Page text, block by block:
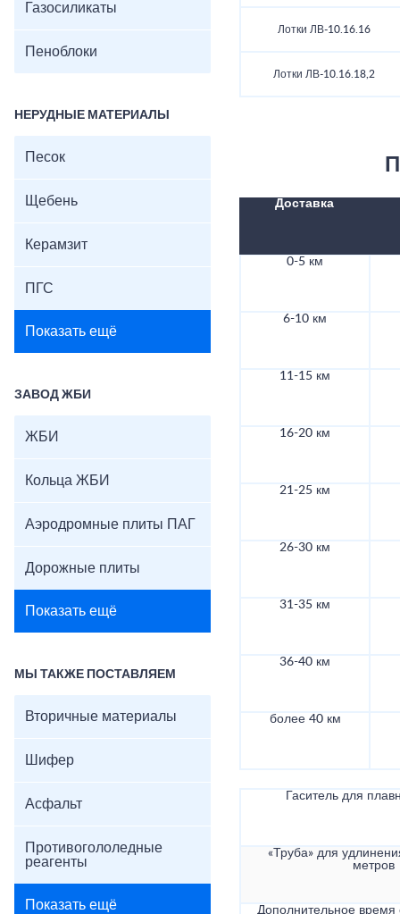
Газосиликаты
Пеноблоки
НЕРУДНЫЕ МАТЕРИАЛЫ
Песок
Щебень
Керамзит
ПГС
Показать ещё
ЗАВОД ЖБИ
ЖБИ
Кольца ЖБИ
Аэродромные плиты ПАГ
Дорожные плиты
Показать ещё
МЫ ТАКЖЕ ПОСТАВЛЯЕМ
Вторичные материалы
Шифер
Асфальт
Противогололедные
реагенты
Показать ещё
Лотки ЛВ-10.16.16
Лотки ЛВ-10.16.18,2
Доставка
0-5 км
6-10 км
11-15 км
16-20 км
21-25 км
26-30 км
31-35 км
36-40 км
более 40 км
Гаситель для
«Труба» для
метров
Дополнительное